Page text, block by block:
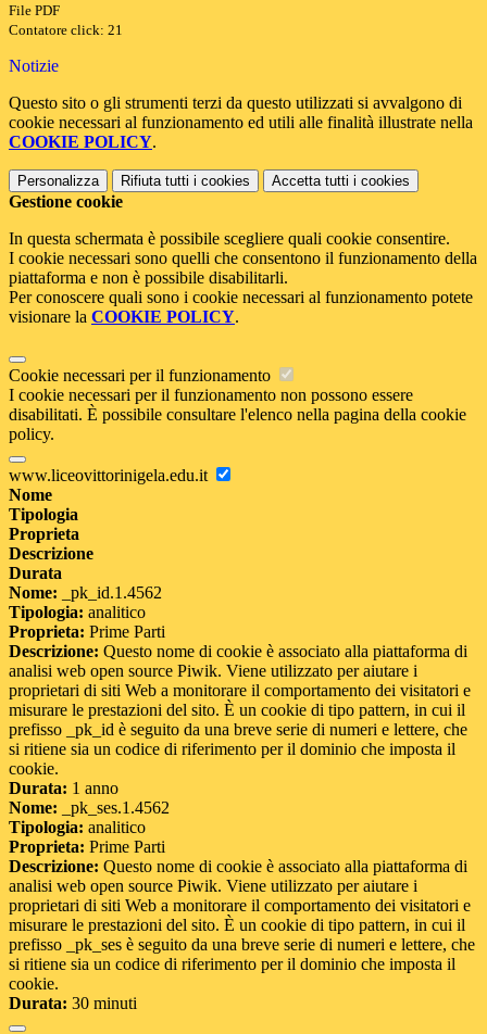
File PDF
Contatore click: 21
Notizie
Questo sito o gli strumenti terzi da questo utilizzati si avvalgono di
cookie necessari al funzionamento ed utili alle finalità illustrate nella
COOKIE POLICY.
Personalizza Rifiuta tutti i cookies Accetta tutti i cookies
Gestione cookie
In questa schermata è possibile scegliere quali cookie consentire.
I cookie necessari sono quelli che consentono il funzionamento della
piattaforma e non è possibile disabilitarli.
Per conoscere quali sono i cookie necessari al funzionamento potete
visionare la COOKIE POLICY.
Cookie necessari per il funzionamento
I cookie necessari per il funzionamento non possono essere
disabilitati. È possibile consultare l'elenco nella pagina della cookie
policy.
www.liceovittorinigela.edu.it
Nome
Tipologia
Proprieta
Descrizione
Durata
Nome: _pk_id.1.4562
Tipologia: analitico
Proprieta: Prime Parti
Descrizione: Questo nome di cookie è associato alla piattaforma di
analisi web open source Piwik. Viene utilizzato per aiutare i
proprietari di siti Web a monitorare il comportamento dei visitatori e
misurare le prestazioni del sito. È un cookie di tipo pattern, in cui il
prefisso _pk_id è seguito da una breve serie di numeri e lettere, che
si ritiene sia un codice di riferimento per il dominio che imposta il
cookie.
Durata: 1 anno
Nome: _pk_ses.1.4562
Tipologia: analitico
Proprieta: Prime Parti
Descrizione: Questo nome di cookie è associato alla piattaforma di
analisi web open source Piwik. Viene utilizzato per aiutare i
proprietari di siti Web a monitorare il comportamento dei visitatori e
misurare le prestazioni del sito. È un cookie di tipo pattern, in cui il
prefisso _pk_ses è seguito da una breve serie di numeri e lettere, che
si ritiene sia un codice di riferimento per il dominio che imposta il
cookie.
Durata: 30 minuti